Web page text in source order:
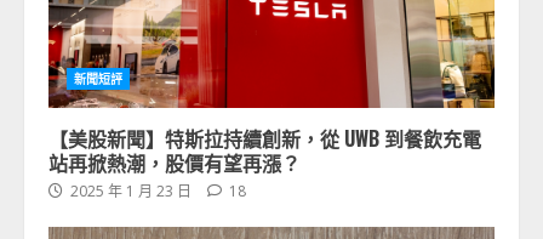
新聞短評
【美股新聞】特斯拉持續創新，從 UWB 到餐飲充電
站再掀熱潮，股價有望再漲？
2025 年 1 月 23 日 18